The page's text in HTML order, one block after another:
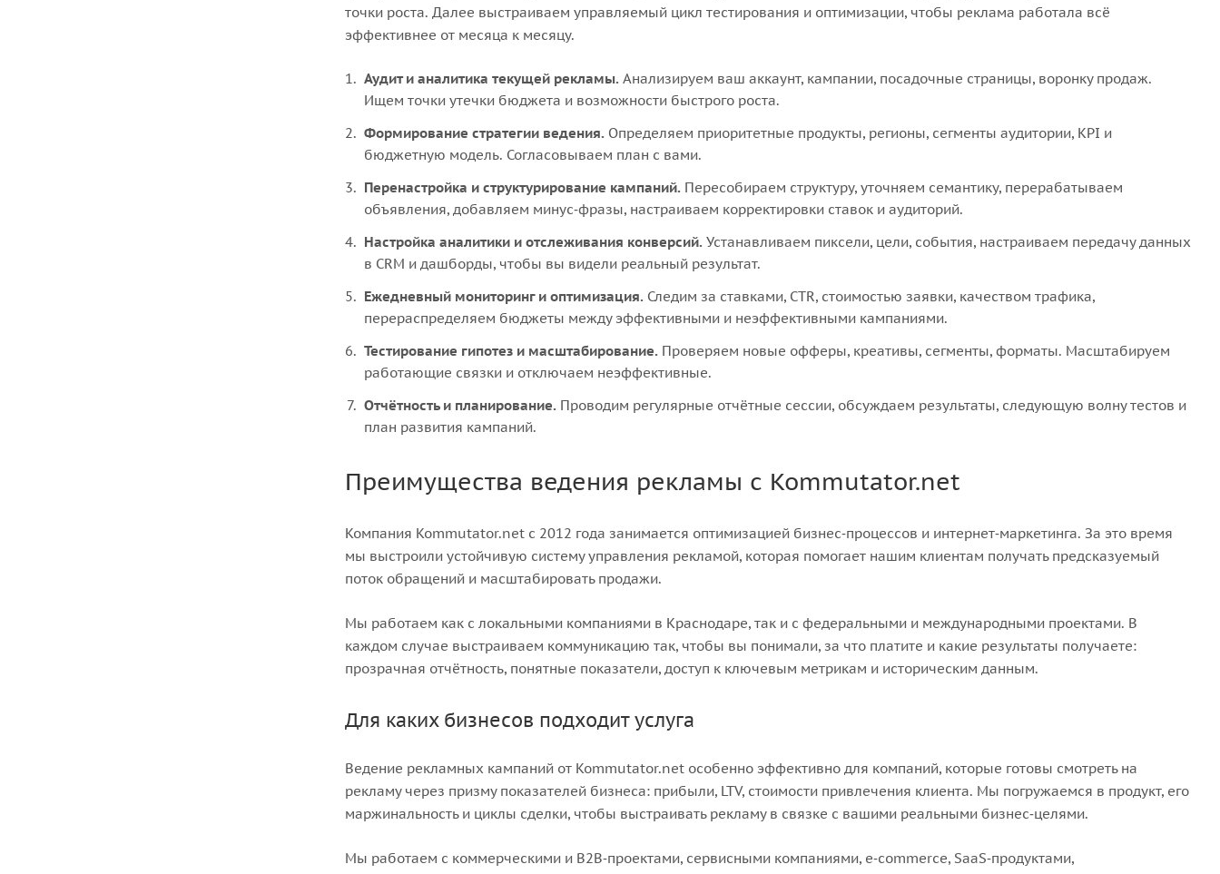
точки роста. Далее выстраиваем управляемый цикл тестирования и оптимизации, чтобы реклама работала всё
эффективнее от месяца к месяцу.
Аудит и аналитика текущей рекламы. Анализируем ваш аккаунт, кампании, посадочные страницы, воронку продаж.
Ищем точки утечки бюджета и возможности быстрого роста.
Формирование стратегии ведения. Определяем приоритетные продукты, регионы, сегменты аудитории, KPI и
бюджетную модель. Согласовываем план с вами.
Перенастройка и структурирование кампаний. Пересобираем структуру, уточняем семантику, перерабатываем
объявления, добавляем минус‑фразы, настраиваем корректировки ставок и аудиторий.
Настройка аналитики и отслеживания конверсий. Устанавливаем пиксели, цели, события, настраиваем передачу данных
в CRM и дашборды, чтобы вы видели реальный результат.
Ежедневный мониторинг и оптимизация. Следим за ставками, CTR, стоимостью заявки, качеством трафика,
перераспределяем бюджеты между эффективными и неэффективными кампаниями.
Тестирование гипотез и масштабирование. Проверяем новые офферы, креативы, сегменты, форматы. Масштабируем
работающие связки и отключаем неэффективные.
Отчётность и планирование. Проводим регулярные отчётные сессии, обсуждаем результаты, следующую волну тестов и
план развития кампаний.
Преимущества ведения рекламы с Kommutator.net
Компания Kommutator.net с 2012 года занимается оптимизацией бизнес‑процессов и интернет‑маркетинга. За это время
мы выстроили устойчивую систему управления рекламой, которая помогает нашим клиентам получать предсказуемый
поток обращений и масштабировать продажи.
Мы работаем как с локальными компаниями в Краснодаре, так и с федеральными и международными проектами. В
каждом случае выстраиваем коммуникацию так, чтобы вы понимали, за что платите и какие результаты получаете:
прозрачная отчётность, понятные показатели, доступ к ключевым метрикам и историческим данным.
Для каких бизнесов подходит услуга
Ведение рекламных кампаний от Kommutator.net особенно эффективно для компаний, которые готовы смотреть на
рекламу через призму показателей бизнеса: прибыли, LTV, стоимости привлечения клиента. Мы погружаемся в продукт, его
маржинальность и циклы сделки, чтобы выстраивать рекламу в связке с вашими реальными бизнес‑целями.
Мы работаем с коммерческими и B2B‑проектами, сервисными компаниями, e‑commerce, SaaS‑продуктами,